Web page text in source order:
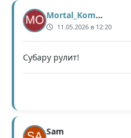
Mortal_Kombat
11.05.2026 в 12:20
Субару рулит!
Sam